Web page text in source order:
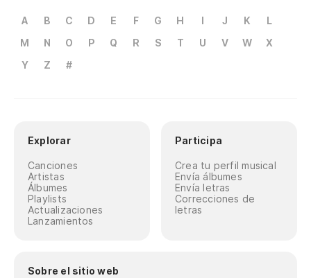
A B C D E F G H I J K
L
M
N O P Q R S T U V W
X
Y
Z #
Explorar
Canciones
Artistas
Álbumes
Playlists
Actualizaciones
Lanzamientos
Participa
Crea tu perfil musical
Envía álbumes
Envía letras
Correcciones de
letras
Sobre el sitio web